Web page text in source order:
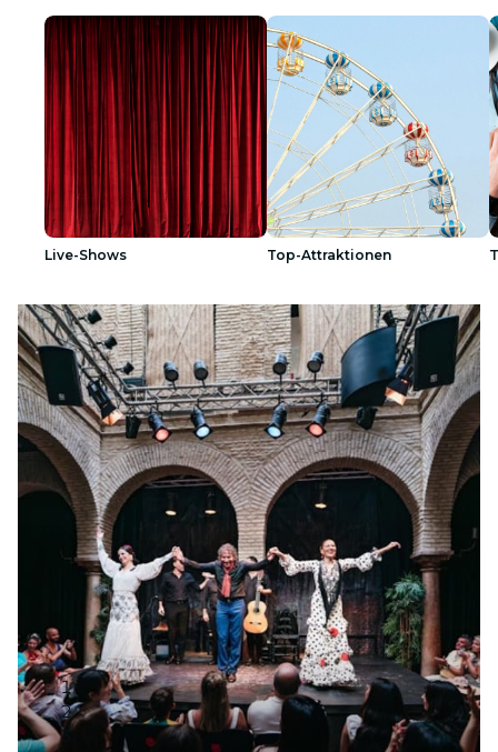
Live-Shows Top-Attraktionen